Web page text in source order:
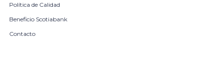
Política de Calidad
Beneficio Scotiabank
Contacto